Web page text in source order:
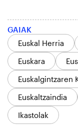
GAIAK
Euskal Herria
Euskara
Euskalgintzaren
Euskaltzaindia
Ikastolak